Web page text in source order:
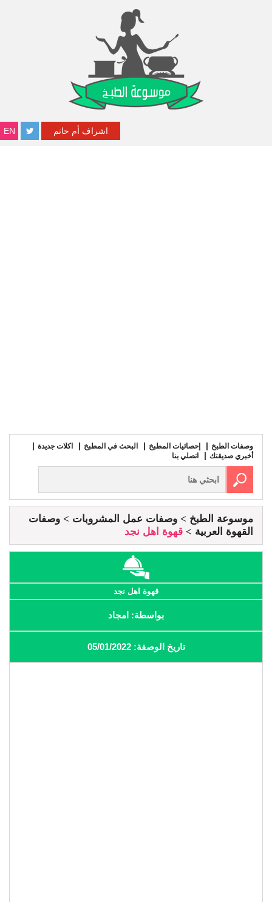
EN اشراف أم حاتم
وصفات الطبخ إحصائيات المطبخ البحث في المطبخ
اكلات جديدة
أخبري صديقتك
اتصلي بنا
موسوعة الطبخ وصفات عمل المشروبات
وصفات
القهوة العربية
قهوة اهل نجد
قهوة اهل نجد
بواسطة: امجاد
تاريخ الوصفة: 05/01/2022